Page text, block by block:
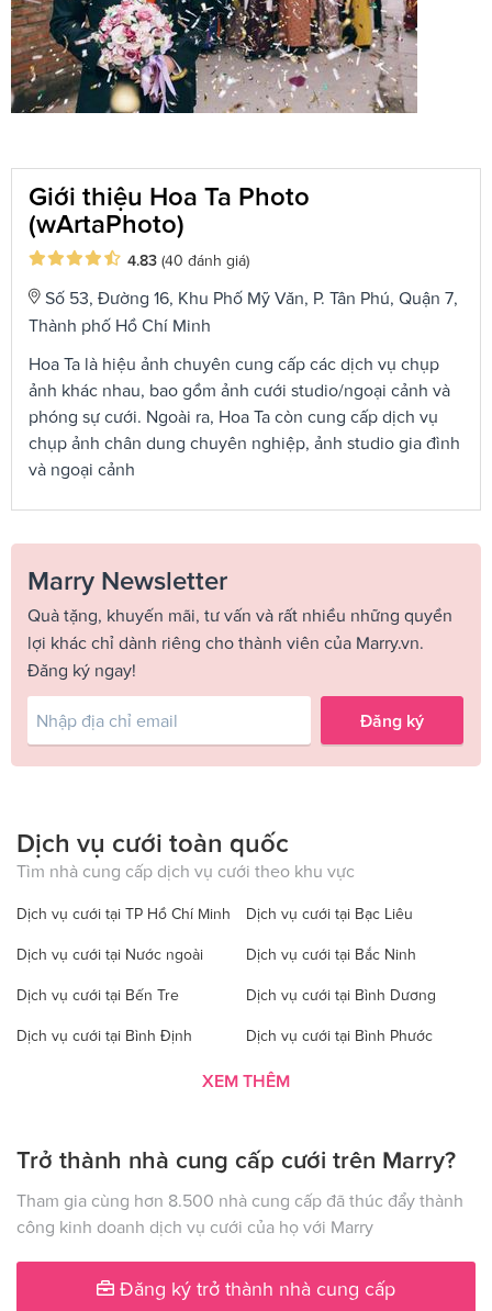
Giới thiệu Hoa Ta Photo
(wArtaPhoto)
4.83 (40 đánh giá)
Số 53, Đường 16, Khu Phố Mỹ Văn, P. Tân Phú, Quận 7,
Thành phố Hồ Chí Minh
Hoa Ta là hiệu ảnh chuyên cung cấp các dịch vụ chụp
ảnh khác nhau, bao gồm ảnh cưới studio/ngoại cảnh và
phóng sự cưới. Ngoài ra, Hoa Ta còn cung cấp dịch vụ
chụp ảnh chân dung chuyên nghiệp, ảnh studio gia đình
và ngoại cảnh
Marry Newsletter
Quà tặng, khuyến mãi, tư vấn và rất nhiều những quyền
lợi khác chỉ dành riêng cho thành viên của Marry.vn.
Đăng ký ngay!
Đăng ký
Dịch vụ cưới toàn quốc
Tìm nhà cung cấp dịch vụ cưới theo khu vực
Dịch vụ cưới tại TP Hồ Chí Minh Dịch vụ cưới tại Bạc Liêu
Dịch vụ cưới tại Nước ngoài Dịch vụ cưới tại Bắc Ninh
Dịch vụ cưới tại Bến Tre Dịch vụ cưới tại Bình Dương
Dịch vụ cưới tại Bình Định Dịch vụ cưới tại Bình Phước
Dịch vụ cưới tại Bình Thuận Dịch vụ cưới tại Cà Mau
Dịch vụ cưới tại Hà Nội Dịch vụ cưới tại Đăk Nông
Dịch vụ cưới tại Điện Biên Dịch vụ cưới tại Đồng Nai
Dịch vụ cưới tại Đồng Tháp Dịch vụ cưới tại Gia Lai
Dịch vụ cưới tại Hà Giang Dịch vụ cưới tại Hà Nam
XEM THÊM
Trở thành nhà cung cấp cưới trên Marry?
Tham gia cùng hơn 8.500 nhà cung cấp đã thúc đẩy thành
công kinh doanh dịch vụ cưới của họ với Marry
Đăng ký trở thành nhà cung cấp